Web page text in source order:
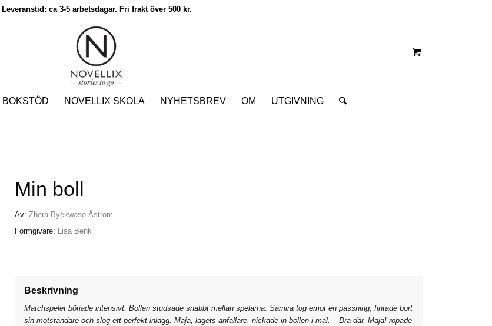
Leveranstid: ca 3-5 arbetsdagar. Fri frakt över 500 kr.
BOKSTÖD NOVELLIX SKOLA NYHETSBREV OM UTGIVNING
Min boll
Av:Zhera Byekwaso Åström
Formgivare:
Lisa Benk
Beskrivning
Matchspelet började intensivt. Bollen studsade snabbt mellan spelarna. Samira tog emot en passning, fintade bort
sin motståndare och slog ett perfekt inlägg. Maja, lagets anfallare, nickade in bollen i mål. – Bra där, Maja! ropade